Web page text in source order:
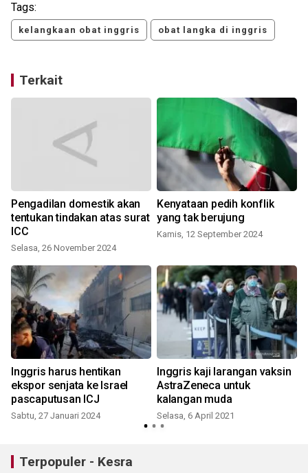
Tags:
kelangkaan obat inggris obat langka di inggris
Terkait
Pengadilan domestik akan
tentukan tindakan atas surat
ICC
Selasa, 26 November 2024
Kenyataan pedih konflik
yang tak berujung
Kamis, 12 September 2024
Inggris harus hentikan
ekspor senjata ke Israel
pascaputusan ICJ
Sabtu, 27 Januari 2024
Inggris kaji larangan vaksin
AstraZeneca untuk
kalangan muda
Selasa, 6 April 2021
Terpopuler - Kesra